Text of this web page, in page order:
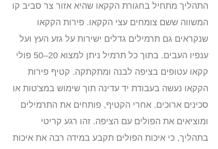
מתחיל בחגורת הקקאו שהיא אזור צר סביב קו
ששם צומחים עצי הקקאו. פירות הקקאו
גם תרמילים גדלים ישירות על גזע העץ ועל
ענפיו העבים. בתוך כל תרמיל ניתן למצוא 20–50 פולי
עטופים בציפה לבנה ומתקתקה. קטיף פירות
נעשה בעבודת יד עדינה תוך שימוש במצ'טות או
ארוכים. אחרי הקטיף, פותחים את התרמילים
את הפולים עם הציפה. זהו רגע קריטי
כי איכות הפולים תקבע במידה רבה את איכות